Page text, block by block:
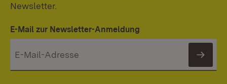
Newsletter.
E-Mail zur Newsletter-Anmeldung